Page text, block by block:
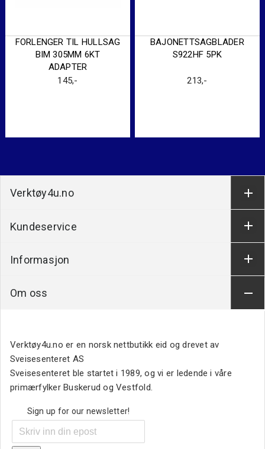
FORLENGER TIL HULLSAG
BIM 305MM 6KT
ADAPTER
145,-
BAJONETTSAGBLADER
S922HF 5PK
213,-
Verktøy4u.no
Kundeservice
Informasjon
Om oss
Verktøy4u.no er en norsk nettbutikk eid og drevet av
Sveisesenteret AS
Sveisesenteret ble startet i 1989, og vi er ledende i våre
primærfylker Buskerud og Vestfold.
Sign up for our newsletter!